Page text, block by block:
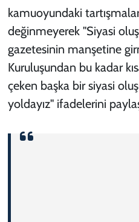
kamuoyundaki
değinmeyerek "Siyasi
gazetesinin manşetine
Kuruluşundan bu kadar
çeken başka bir siyasi
yoldayız" ifadelerini